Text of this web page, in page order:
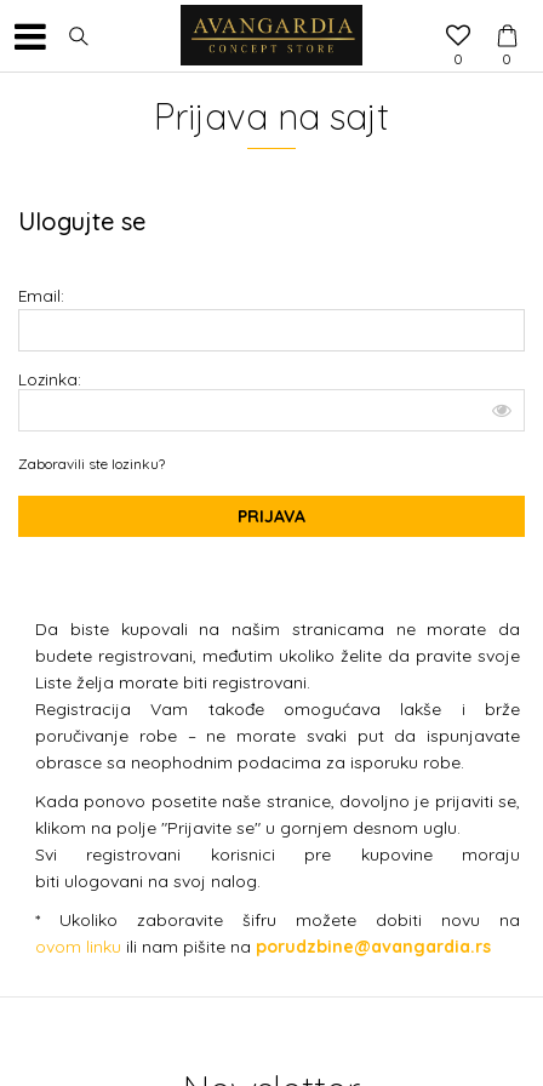
0
0
Prijava na sajt
Ulogujte se
Email:
Lozinka:
Zaboravili ste lozinku?
PRIJAVA
Da biste kupovali na našim stranicama ne morate da
budete registrovani, međutim ukoliko želite da pravite svoje
Liste želja morate biti registrovani.
Registracija Vam takođe omogućava lakše i brže
poručivanje robe – ne morate svaki put da ispunjavate
obrasce sa neophodnim podacima za isporuku robe.
Kada ponovo posetite naše stranice, dovoljno je prijaviti se,
klikom na polje "Prijavite se" u gornjem desnom uglu.
Svi registrovani korisnici pre kupovine moraju
biti ulogovani na svoj nalog.
* Ukoliko zaboravite šifru možete dobiti novu na
ovom linku ili nam pišite na porudzbine@avangardia.rs